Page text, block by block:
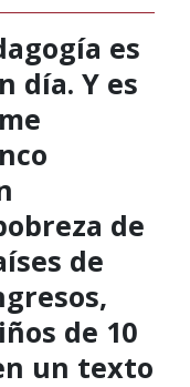
es
día. Y es
de
de
de 10
un texto